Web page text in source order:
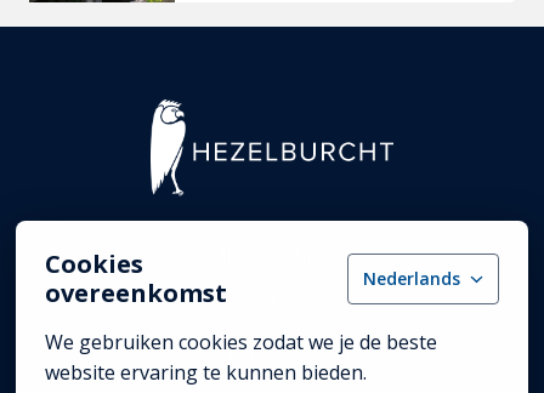
Cookies
overeenkomst
Nederlands
We gebruiken cookies zodat we je de beste
website ervaring te kunnen bieden.
Homepagina
Vakgebieden
Over Hezelburcht